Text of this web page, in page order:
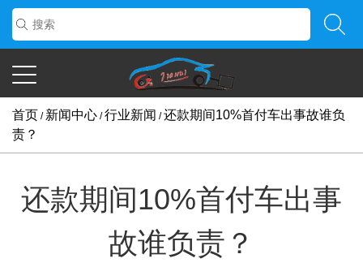
首页 / 新闻中心 /行业新闻 /还款期间10%首付车出事故谁负
责？
还款期间10%首付车出事
故谁负责？